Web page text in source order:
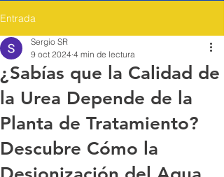
Entrada
¿Sabías que la Calidad de
la Urea Depende de la
Planta de Tratamiento?
Descubre Cómo la
Sergio SR
9 oct 2024 4 min de lectura